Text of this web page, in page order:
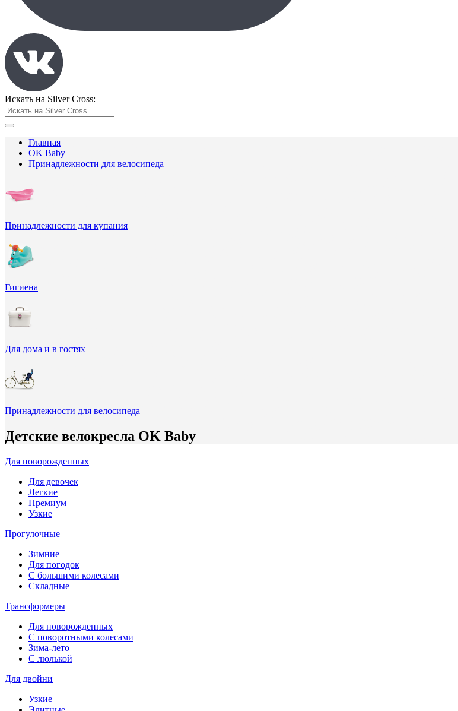
Искать на Silver Cross:
Главная
OK Baby
Принадлежности для велосипеда
Принадлежности для купания
Гигиена
Для дома и в гостях
Принадлежности для велосипеда
Детские велокресла OK Baby
Для новорожденных
Для девочек
Легкие
Премиум
Узкие
Прогулочные
Зимние
Для погодок
С большими колесами
Складные
Трансформеры
Для новорожденных
С поворотными колесами
Зима-лето
С люлькой
Для двойни
Узкие